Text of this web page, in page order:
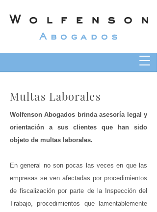
Wolfenson
Abogados
Multas Laborales
Wolfenson Abogados brinda asesoría legal y
orientación a sus clientes que han sido
objeto de multas laborales.
En general no son pocas las veces en que las
empresas se ven afectadas por procedimientos
de fiscalización por parte de la Inspección del
Trabajo, procedimientos que lamentablemente